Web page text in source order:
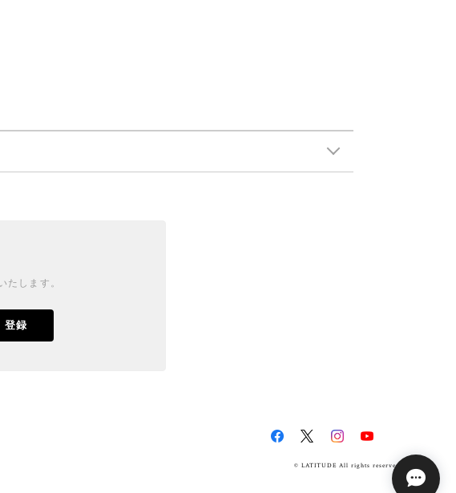
たします。
登録
© LATITUDE All rights reserved.